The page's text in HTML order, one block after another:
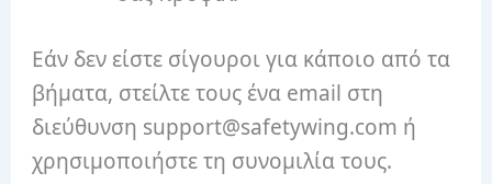
Εάν δεν είστε σίγουροι για κάποιο από τα
βήματα, στείλτε τους ένα email στη
διεύθυνση support@safetywing.com ή
χρησιμοποιήστε τη συνομιλία τους.